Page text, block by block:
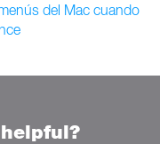
del Mac cuando